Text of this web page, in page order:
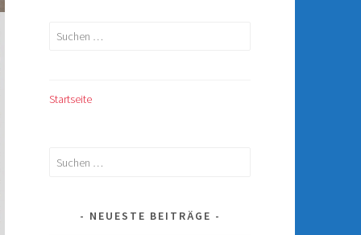
Suchen
Startseite
Suchen
NEUESTE BEITRÄGE